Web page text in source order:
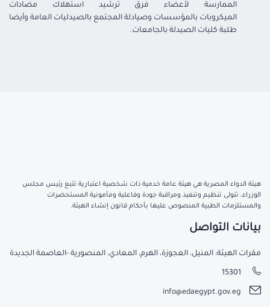
الممارسة لأعضاء فرق ترشيد استهلاك مضادات
الميكروبات بالمؤسسات وصيادلة المجتمع بالصيدليات العامة وأيضا
طلبة كليات الصيدلة بالجامعات.
هيئة الدواء المصرية هي هيئة عامة خدمية ذات شخصية اعتبارية تتبع رئيس مجلس
الوزراء، تتولى تنظيم وتنفيذ ومراقبة جودة وفاعلية ومأمونية المستحضرات
والمستلزمات الطبية المنصوص عليها بأحكام قانون إنشاء الهيئة.
بيانات التواصل
مقرات الهيئة: المنيل، العجوزة، الهرم، المعادي، المنصورية -العاصمة الجديدة
15301
info@edaegypt.gov.eg